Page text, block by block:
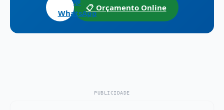
💬
WhatsApp
📋 Orçamento Online
PUBLICIDADE